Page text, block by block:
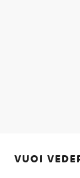
VUOI